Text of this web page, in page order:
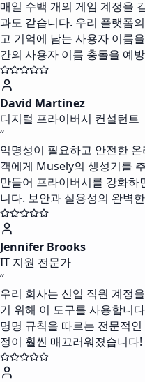
매일 수백 개의 게임 계정을
과도 같습니다. 우리 플랫폼
고 기억에 남는 사용자 이름
간의 사용자 이름 충돌을 예
David Martinez
디지털 프라이버시 컨설턴트
“
익명성이 필요하고 안전한
객에게 Musely의 생성기를
만들어 프라이버시를 강화
니다. 보안과 실용성의 완벽
Jennifer Brooks
IT 지원 전문가
“
우리 회사는 신입 직원 계정
기 위해 이 도구를 사용합니
명명 규칙을 따르는 전문적
정이 훨씬 매끄러워졌습니다!